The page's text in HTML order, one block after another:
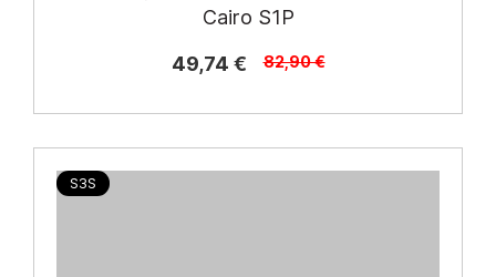
Cairo S1P
49,74 €
82,90 €
S3S